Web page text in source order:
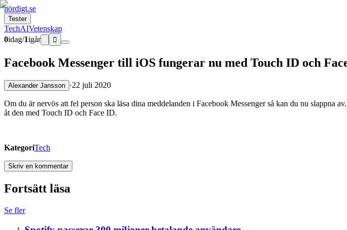
nördigt.se
Tester
TechAIVetenskap
0idag/1igår 
Facebook Messenger till iOS fungerar nu med Touch ID och
Alexander Jansson ·22 juli 2020
Om du är nervös att fel person ska läsa dina meddelanden i Facebook Messenger så kan du nu slappna
åt den med Touch ID och Face ID.
KategoriTech
Skriv en kommentar
Fortsätt läsa
Se fler